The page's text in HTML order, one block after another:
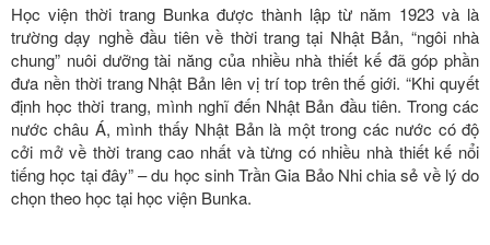
Học viện thời trang Bunka được thành lập từ năm 1923 và là
trường dạy nghề đầu tiên về thời trang tại Nhật Bản, “ngôi nhà
chung” nuôi dưỡng tài năng của nhiều nhà thiết kế đã góp phần
đưa nền thời trang Nhật Bản lên vị trí top trên thế giới. “Khi quyết
định học thời trang, mình nghĩ đến Nhật Bản đầu tiên. Trong các
nước châu Á, mình thấy Nhật Bản là một trong các nước có độ
cởi mở về thời trang cao nhất và từng có nhiều nhà thiết kế nổi
tiếng học tại đây” – du học sinh Trần Gia Bảo Nhi chia sẻ về lý do
chọn theo học tại học viện Bunka.